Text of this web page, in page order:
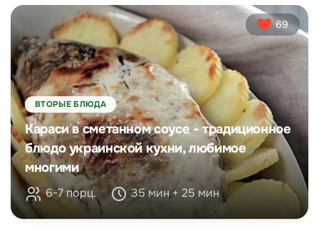
69
ВТОРЫЕ БЛЮДА
Караси в сметанном соусе - традиционное
блюдо украинской кухни, любимое
многими
6-7 порц. 35 мин + 25 мин